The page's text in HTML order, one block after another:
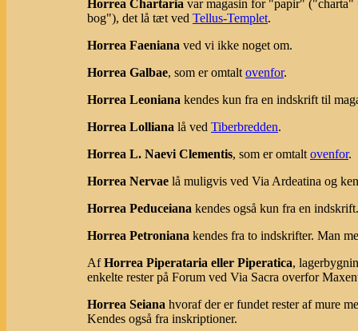
Horrea Chartaria var magasin for "papir" ("charta"
bog"), det lå tæt ved Tellus-Templet.
Horrea Faeniana ved vi ikke noget om.
Horrea Galbae, som er omtalt ovenfor.
Horrea Leoniana kendes kun fra en indskrift til
Horrea Lolliana lå ved Tiberbredden.
Horrea L. Naevi Clementis, som er omtalt ovenfor.
Horrea Nervae lå muligvis ved Via Ardeatina og
Horrea Peduceiana kendes også kun fra en indskrift.
Horrea Petroniana kendes fra to indskrifter. Man
AfHorrea Piperataria eller Piperatica,
enkelte rester på Forum ved Via Sacra overfor
Horrea Seiana hvoraf der er fundet rester af mure
Kendes også fra inskriptioner.